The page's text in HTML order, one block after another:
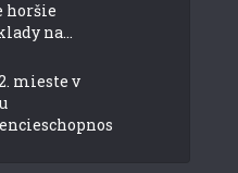
horšie
na...
mieste v